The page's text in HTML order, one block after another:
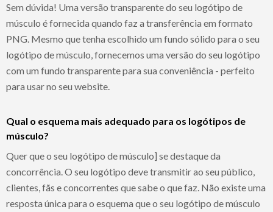
Sem dúvida! Uma versão transparente do seu logótipo de
músculo é fornecida quando faz a transferência em formato
PNG. Mesmo que tenha escolhido um fundo sólido para o seu
logótipo de músculo, fornecemos uma versão do seu logótipo
com um fundo transparente para sua conveniência - perfeito
para usar no seu website.
Qual o esquema mais adequado para os logótipos de
músculo?
Quer que o seu logótipo de músculo] se destaque da
concorrência. O seu logótipo deve transmitir ao seu público,
clientes, fãs e concorrentes que sabe o que faz. Não existe uma
resposta única para o esquema que o seu logótipo de músculo